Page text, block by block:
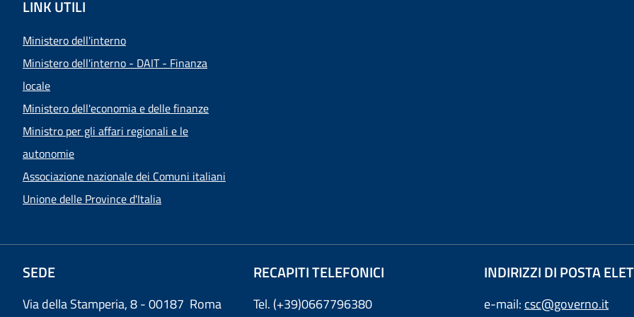
LINK UTILI
Ministero dell'interno
Ministero dell'interno - DAIT - Finanza
locale
Ministero dell'economia e delle finanze
Ministro per gli affari regionali e le
autonomie
Associazione nazionale dei Comuni italiani
Unione delle Province d'Italia
SEDE
Via della Stamperia, 8 - 00187 Roma
RECAPITI TELEFONICI
Tel. (+39)0667796380
INDIRIZZI DI POSTA
e-mail: csc@governo.it